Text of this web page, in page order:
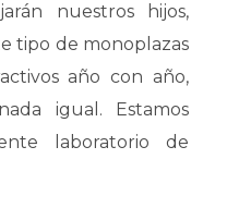
nuestros hijos,
tipo de monoplazas
año con año,
igual. Estamos
laboratorio de